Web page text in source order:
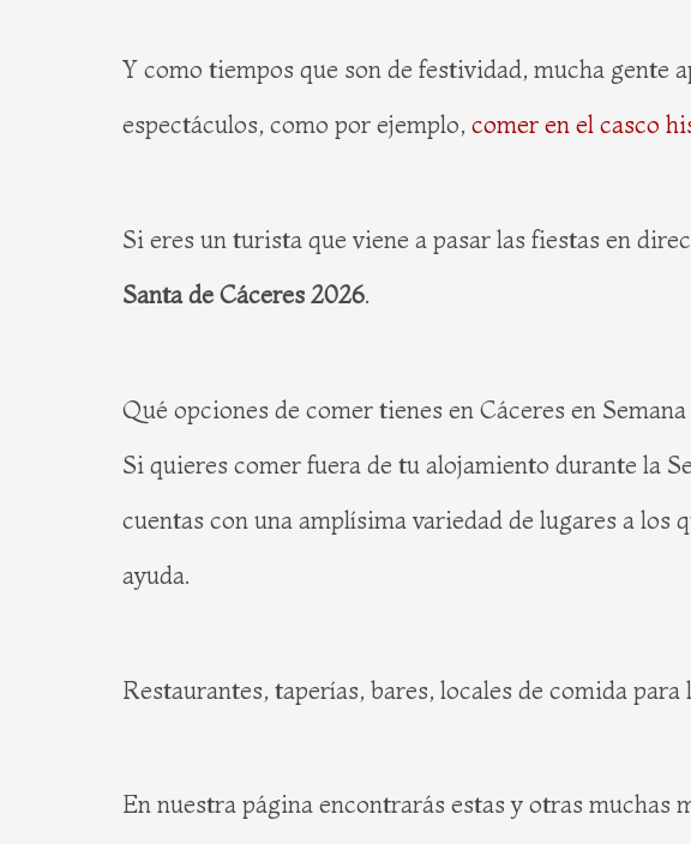
Y como tiempos que son de festividad, mucha gente
espectáculos, como por ejemplo, comer en el casco
Si eres un turista que viene a pasar las fiestas en
Santa de Cáceres 2026.
Qué opciones de comer tienes en Cáceres en Semana
Si quieres comer fuera de tu alojamiento durante la
cuentas con una amplísima variedad de lugares a los
ayuda.
Restaurantes, taperías, bares, locales de comida
En nuestra página encontrarás estas y otras muchas